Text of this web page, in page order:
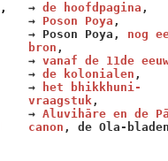
,
→ de hoofdpagina ,
→ Poson Poya ,
→ Poson Poya, nog
bron ,
→ vanaf de 11de
→ de kolonialen ,
→
het bhikkhuni-
vraagstuk ,
→ Aluvihāre en de
canon , de Ola-